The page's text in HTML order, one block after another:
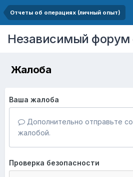
Отчеты об операциях (личный опыт)
Независимый форум
Жалоба
Ваша жалоба
Дополнительно отправьте
жалобой.
Проверка безопасности